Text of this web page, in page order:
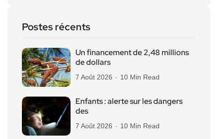
Postes récents
Un financement de 2,48 millions
de dollars
7 Août 2026 10 Min Read
Enfants : alerte sur les dangers
des
7 Août 2026 10 Min Read